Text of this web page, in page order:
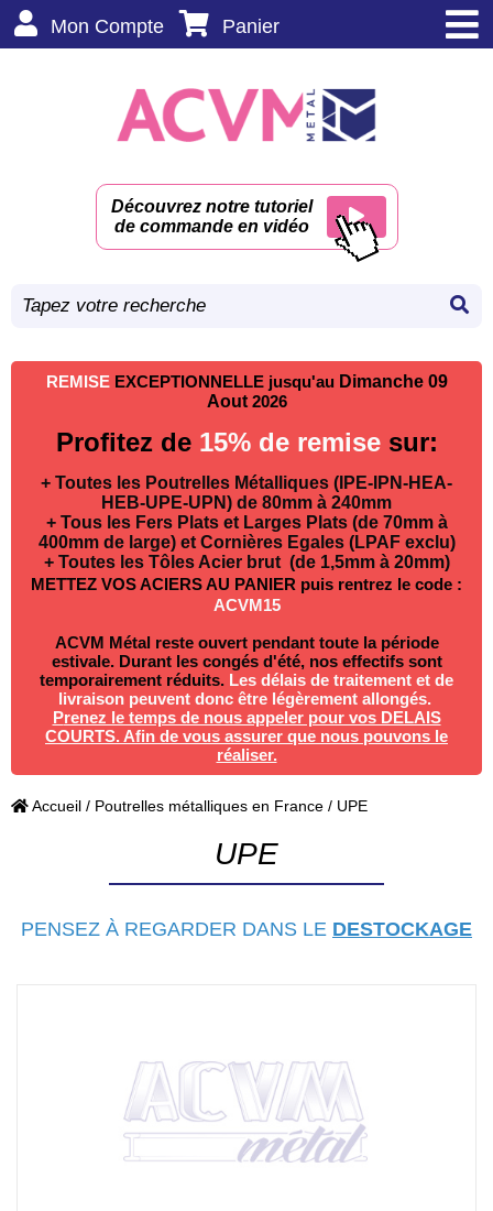
Découvrez notre tutoriel
de commande en vidéo
Mon Compte Panier
REMISEEXCEPTIONNELLE jusqu'au Dimanche 09
Aout 2026
Profitez de 15% de remise sur:
+ Toutes les Poutrelles Métalliques (IPE-IPN-HEA-
HEB-UPE-UPN) de 80mm à 240mm
+ Tous les Fers Plats et Larges Plats (de 70mm à
400mm de large) et Cornières Egales (LPAF exclu)
+ Toutes les Tôles Acier brut (de 1,5mm à 20mm)
METTEZ VOS ACIERS AU PANIER puis rentrez le code :
ACVM15
ACVM Métal reste ouvert pendant toute la période
estivale. Durant les congés d'été, nos effectifs sont
temporairement réduits. Les délais de traitement et de
livraison peuvent donc être légèrement allongés.
Prenez le temps de nous appeler pour vos DELAIS
COURTS. Afin de vous assurer que nous pouvons le
réaliser.
Accueil / Poutrelles métalliques en France / UPE
UPE
PENSEZ À REGARDER DANS LE DESTOCKAGE